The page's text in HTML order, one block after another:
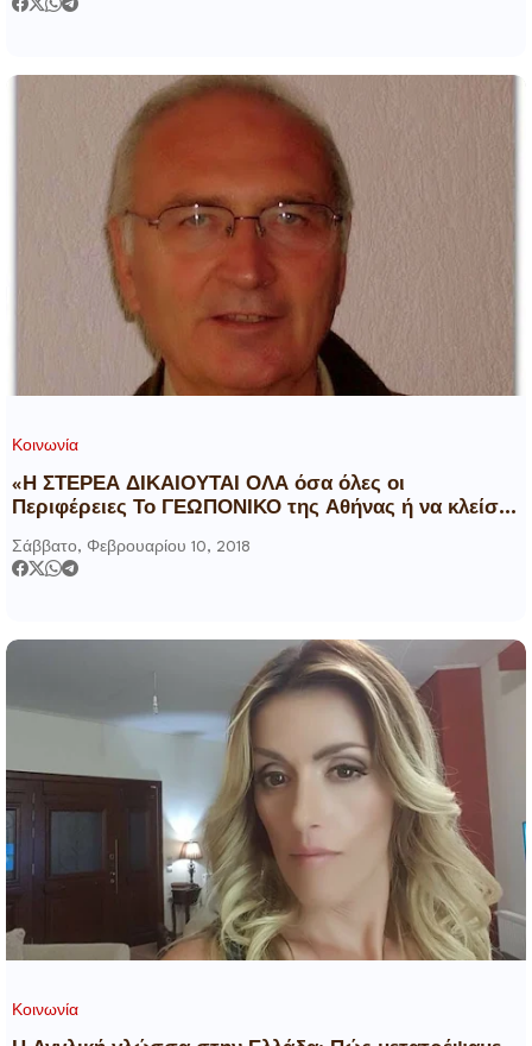
Κοινωνία
«Η ΣΤΕΡΕΑ ΔΙΚΑΙΟΥΤΑΙ ΟΛΑ όσα όλες οι
Περιφέρειες Το ΓΕΩΠΟΝΙΚΟ της Αθήνας ή να κλείσει
Σμοκοβίτη
Σάββατο, Φεβρουαρίου 10, 2018
Κοινωνία